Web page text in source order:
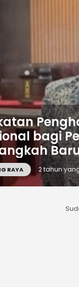
bagi
Adat
RAYA 2 tahun